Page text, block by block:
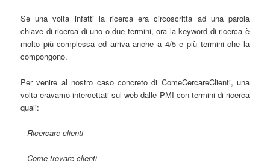
Se una volta infatti la ricerca era circoscritta ad una parola
chiave di ricerca di uno o due termini, ora la keyword di ricerca è
molto più complessa ed arriva anche a 4/5 e più termini che la
compongono.
Per venire al nostro caso concreto di ComeCercareClienti, una
volta eravamo intercettati sul web dalle PMI con termini di ricerca
quali:
– Ricercare clienti
– Come trovare clienti